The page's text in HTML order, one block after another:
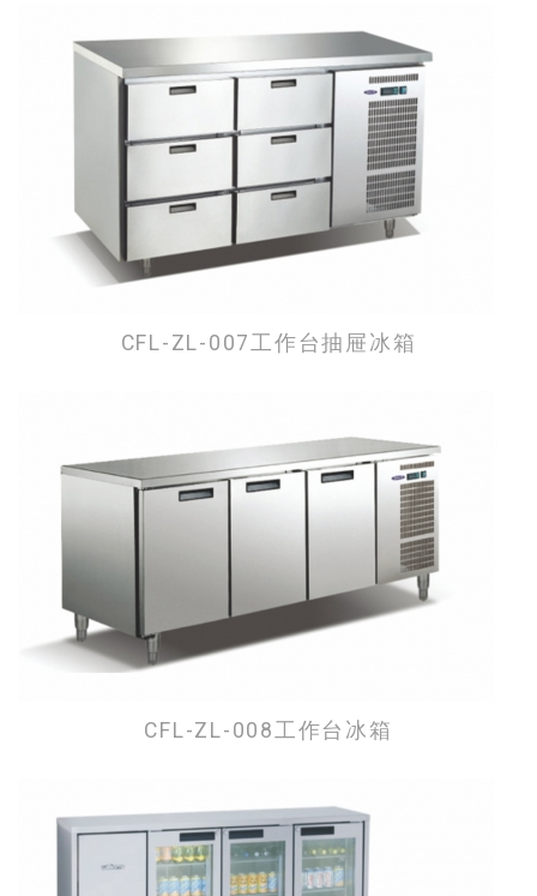
CFL-ZL-007工作台抽屉冰箱
CFL-ZL-008工作台冰箱